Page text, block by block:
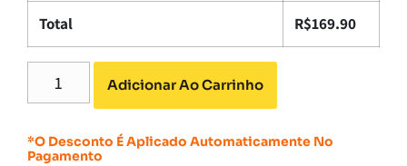
Total R$169.90
Adicionar Ao Carrinho
*O Desconto É Aplicado Automaticamente No
Pagamento